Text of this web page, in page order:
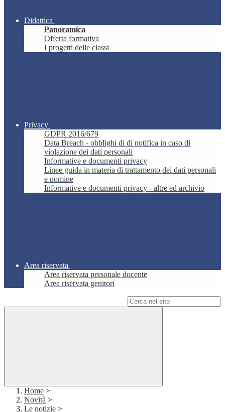
Didattica
Panoramica
Offerta formativa
I progetti delle classi
Privacy
GDPR 2016/679
Data Breach - obblighi di di notifica in caso di
violazione dei dati personali
Informative e documenti privacy
Linee guida in materia di trattamento dei dati personali
e nomine
Informative e documenti privacy - altre ed archivio
Area riservata
Area riservata personale docente
Area riservata genitori
Home >
Novità >
Le notizie >